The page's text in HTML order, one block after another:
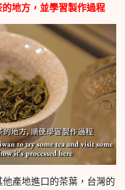
地方，並學習製作過程
產地進口的茶葉，台灣的